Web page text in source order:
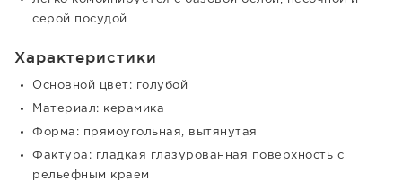
серой посудой
Характеристики
Основной цвет: голубой
Материал: керамика
Форма: прямоугольная, вытянутая
Фактура: гладкая глазурованная поверхность с
рельефным краем